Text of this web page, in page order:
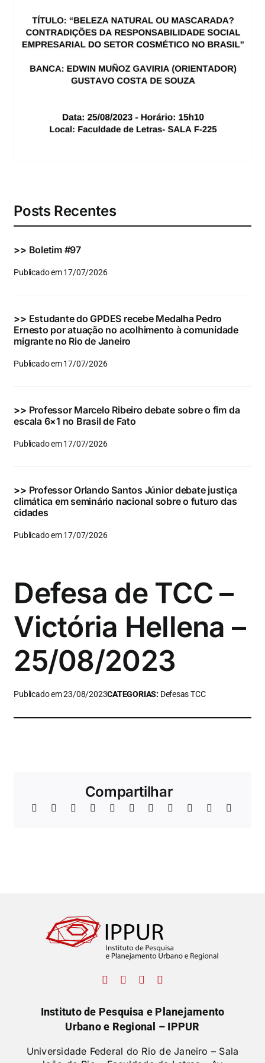
Eventos e Certificados
Comunicação
Buscar
Posts Recentes
>> Boletim #97
Publicado em 17/07/2026
>> Estudante do GPDES recebe Medalha Pedro
Ernesto por atuação no acolhimento à comunidade
migrante no Rio de Janeiro
Publicado em 17/07/2026
>> Professor Marcelo Ribeiro debate sobre o fim da
escala 6×1 no Brasil de Fato
Publicado em 17/07/2026
>> Professor Orlando Santos Júnior debate justiça
climática em seminário nacional sobre o futuro das
cidades
Publicado em 17/07/2026
Defesa de TCC –
Victória Hellena –
25/08/2023
Publicado em 23/08/2023CATEGORIAS: Defesas TCC
Compartilhar
Instituto de Pesquisa e Planejamento
Urbano e Regional – IPPUR
Universidade Federal do Rio de Janeiro – Sala